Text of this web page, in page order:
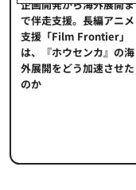
企画開発から海外展開ま
で伴走支援。長編アニメ
支援「Film Frontier」
は、『ホウセンカ』の海
外展開をどう加速させた
のか